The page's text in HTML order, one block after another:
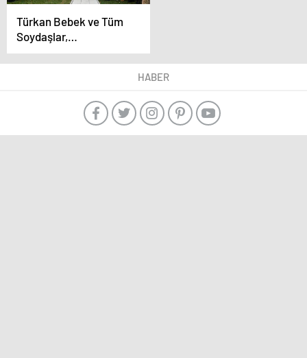
Türkan Bebek ve Tüm
Soydaşlar,
Lüleburgaz’da Anıldı
HABER